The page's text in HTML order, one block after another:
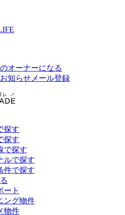
オーナーになる
知らせメール登録
探す
探す
で探す
ルで探す
件で探す
ート
ング物件
物件